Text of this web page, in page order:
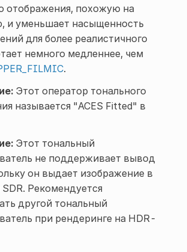
отображения, похожую на
и уменьшает насыщенность
для более реалистичного
немного медленнее, чем
.
Этот оператор тонального
называется "ACES Fitted" в
Этот тональный
не поддерживает вывод
он выдает изображение в
Рекомендуется
другой тональный
при рендеринге на HDR-